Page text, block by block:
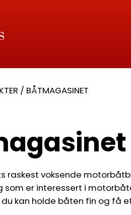
/ BÅTMAGASINET
raskest voksende
som er interessert i
du kan holde båten fin og få